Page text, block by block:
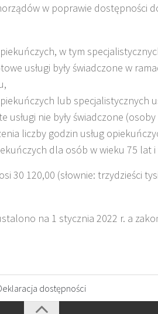
w poprawie dostępności
w tym
usługi były świadczone w
lub specjalistycznych
usługi nie były świadczone
liczby godzin usług
dla osób w wieku 75 lat i
30 120,00 (słownie: trzydzieści
na 1 stycznia 2022 r. a
dostępności